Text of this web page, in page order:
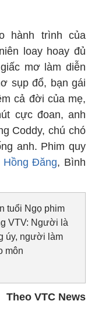
hành trình của
loay hoay đủ
mơ làm diễn
sụp đổ, bạn gái
cả đời của mẹ,
cực đoan, anh
Coddy, chú chó
anh. Phim quy
Hồng Đăng, Bình
tuổi Ngọ phim
VTV: Người là
úy, người làm
môn
Theo VTC News